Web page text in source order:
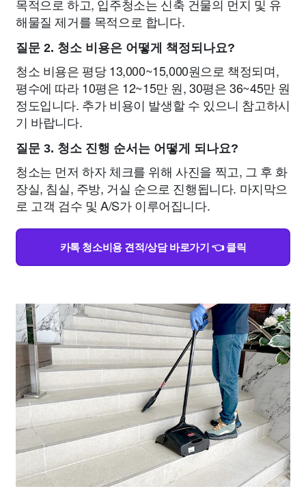
목적으로 하고, 입주청소는 신축 건물의 먼지 및 유
해물질 제거를 목적으로 합니다.
질문 2. 청소 비용은 어떻게 책정되나요?
청소 비용은 평당 13,000~15,000원으로 책정되며,
평수에 따라 10평은 12~15만 원, 30평은 36~45만 원
정도입니다. 추가 비용이 발생할 수 있으니 참고하시
기 바랍니다.
질문 3. 청소 진행 순서는 어떻게 되나요?
청소는 먼저 하자 체크를 위해 사진을 찍고, 그 후 화
장실, 침실, 주방, 거실 순으로 진행됩니다. 마지막으
로 고객 검수 및 A/S가 이루어집니다.
카톡 청소비용 견적/상담 바로가기 👈 클릭